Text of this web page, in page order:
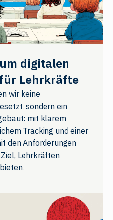
digitalen
Lehrkräfte
wir keine
sondern ein
mit klarem
Tracking und einer
den Anforderungen
Lehrkräften